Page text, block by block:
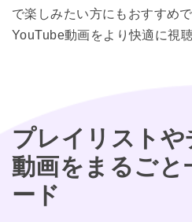
で楽しみたい方にもおすすめ
YouTube動画をより快適に視
プレイリスト
動画をまるごと
ード